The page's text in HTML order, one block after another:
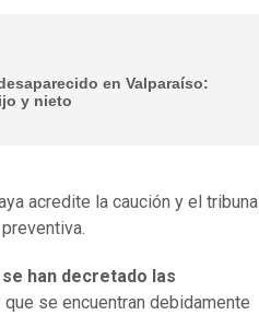
en Valparaíso:
y nieto
acredite la caución y el tribunal
se han decretado las
que se encuentran debidamente